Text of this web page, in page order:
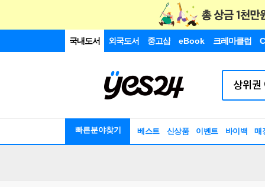
국내도서 외국도서 중고샵 eBook 크레마클럽
빠른분야찾기 베스트 신상품 이벤트 바이백 매